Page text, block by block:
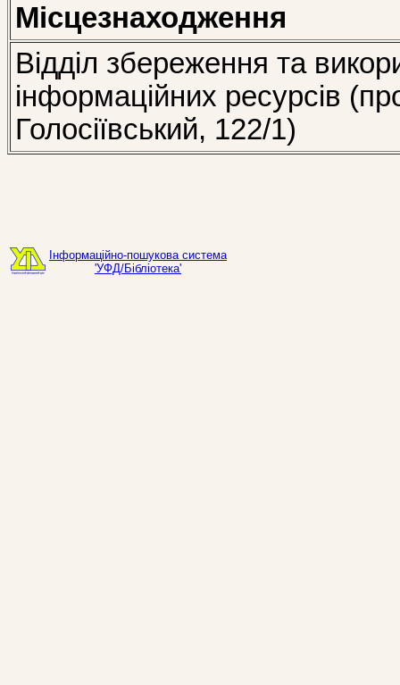
Місцезнаходження
Відділ збереження та
інформаційних ресурсів
Голосіївський, 122/1)
Інформаційно-пошукова система
'УФД/Бібліотека'